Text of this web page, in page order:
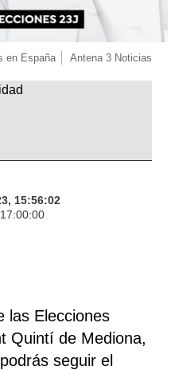
en España Antena 3 Noticias
15:56:02
las Elecciones
Quintí de Mediona,
seguir el